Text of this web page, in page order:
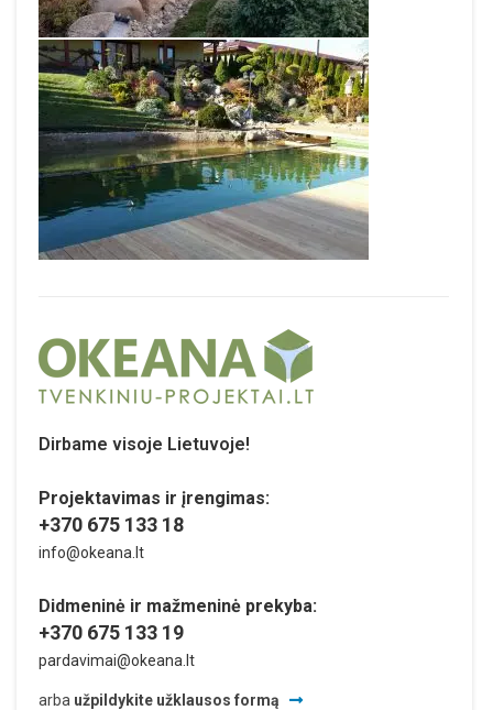
Dirbame visoje Lietuvoje!
Projektavimas ir įrengimas:
+370 675 133 18
info@okeana.lt
Didmeninė ir mažmeninė prekyba:
+370 675 133 19
pardavimai@okeana.lt
arba užpildykite užklausos formą